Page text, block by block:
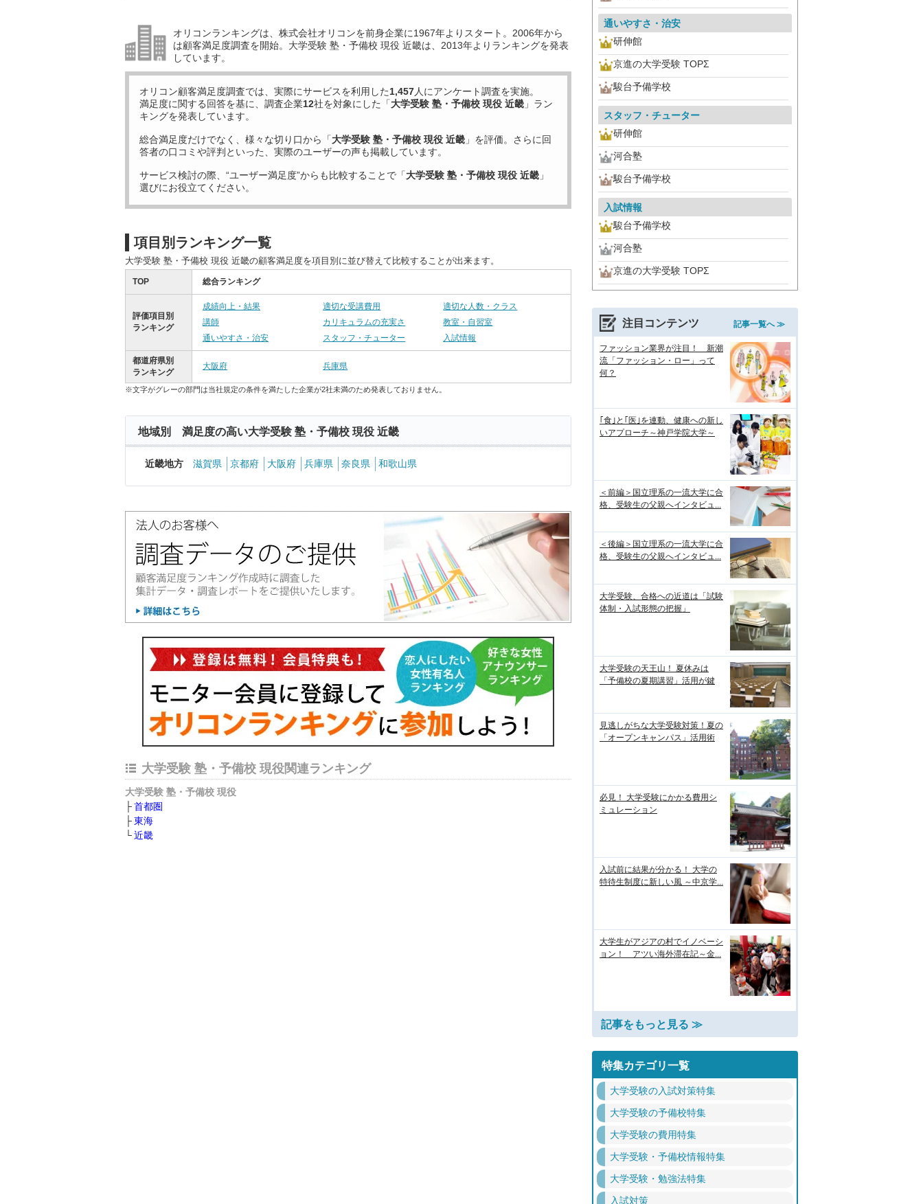
オリコンランキングは、株式会社オリコンを前身企業に1967年よりスタート。2006年から
は顧客満足度調査を開始。大学受験 塾・予備校 現役 近畿は、2013年よりランキングを発表
しています。
オリコン顧客満足度調査では、実際にサービスを利用した1,457人にアンケート調査を実施。
満足度に関する回答を基に、調査企業12社を対象にした「大学受験 塾・予備校 現役 近畿 」ラン
キングを発表しています。
総合満足度だけでなく、様々な切り口から「大学受験 塾・予備校 現役 近畿 」を評価。さらに回
答者の口コミや評判といった、実際のユーザーの声も掲載しています。
サービス検討の際、“ユーザー満足度”からも比較することで「大学受験 塾・予備校 現役 近畿 」
選びにお役立てください。
項目別ランキング一覧
大学受験 塾・予備校 現役 近畿の顧客満足度を項目別に並び替えて比較することが出来ます。
TOP 総合ランキング
評価項目別
ランキング
成績向上・結果 適切な受講費用
適切な人数・クラス
講師
カリキュラムの充実さ
教室・自習室
通いやすさ・治安
スタッフ・チューター 入試情報
都道府県別
ランキング
大阪府 兵庫県
※文字がグレーの部門は当社規定の条件を満たした企業が2社未満のため発表しておりません。
地域別 満足度の高い大学受験 塾・予備校 現役 近畿
近畿地方 滋賀県 京都府 大阪府 兵庫県 奈良県 和歌山県
大学受験 塾・予備校 現役関連ランキング
大学受験 塾・予備校 現役
首都圏
東海
近畿
通いやすさ・治安
研伸館
京進の大学受験 TOPΣ
駿台予備学校
スタッフ・チューター
研伸館
河合塾
駿台予備学校
入試情報
駿台予備学校
河合塾
京進の大学受験 TOPΣ
注目コンテンツ 記事一覧へ ≫
ファッション業界が注目！ 新潮
流「ファッション・ロー」って
何？
｢食｣と｢医｣を連動、健康への新し
いアプローチ～神戸学院大学～
＜前編＞国立理系の一流大学に合
格、受験生の父親へインタビュ...
＜後編＞国立理系の一流大学に合
格、受験生の父親へインタビュ...
大学受験、合格への近道は「試験
体制・入試形態の把握」
大学受験の天王山！ 夏休みは
「予備校の夏期講習」活用が鍵
見逃しがちな大学受験対策！夏の
「オープンキャンパス」活用術
必見！ 大学受験にかかる費用シ
ミュレーション
入試前に結果が分かる！ 大学の
特待生制度に新しい風 ～中京学...
大学生がアジアの村でイノベーシ
ョン！ アツい海外滞在記～金...
記事をもっと見る ≫
特集カテゴリ一覧
大学受験の入試対策特集
大学受験の予備校特集
大学受験の費用特集
大学受験・予備校情報特集
大学受験・勉強法特集
入試対策